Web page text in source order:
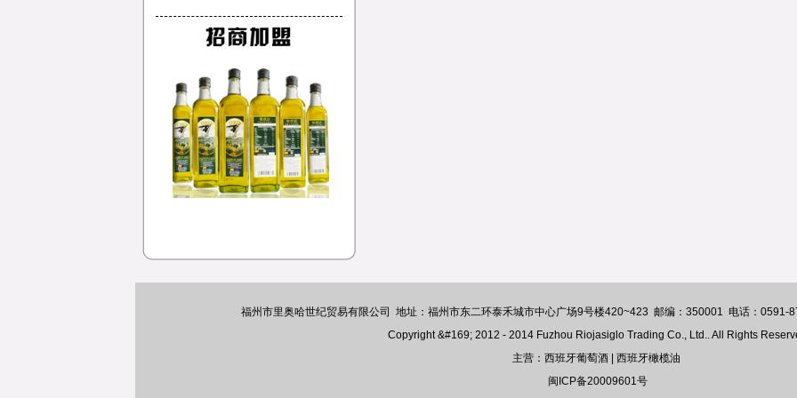
福州市里奥哈世纪贸易有限公司 地址：福州市东二环泰禾城市中心广场9号楼420~423 邮编：350001 电话：
Copyright &#169; 2012 - 2014 Fuzhou Riojasiglo Trading Co., Ltd.. All Rights
主营：西班牙葡萄酒 | 西班牙橄榄油
闽ICP备20009601号